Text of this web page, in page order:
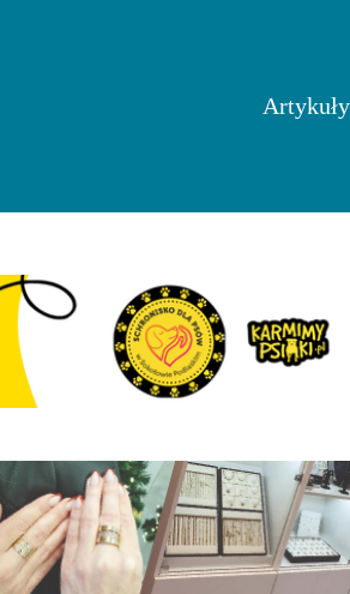
Artykuły